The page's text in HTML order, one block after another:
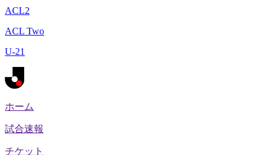
ACL2
ACL Two
U-21
ホーム
試合速報
チケット